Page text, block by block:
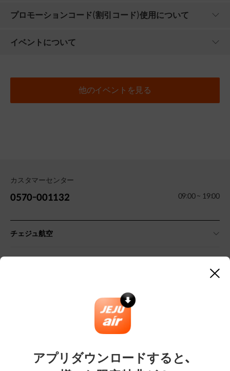
プロモーションコード(割引コード)使用について
イベントについて
他のイベントを見る
닫
アプリダウンロードすると、
カスタマーセンター
0570-001132 09:00 ~ 19:00
チェジュ航空